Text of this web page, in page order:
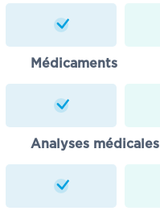
Médicaments
Analyses médicales